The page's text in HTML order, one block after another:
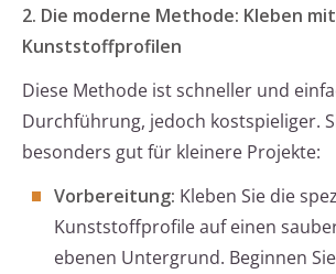
2. Die moderne Methode: Kleben mit
Kunststoffprofilen
Diese Methode ist schneller und
Durchführung, jedoch kostspieliger.
besonders gut für kleinere Projekte:
Vorbereitung: Kleben Sie die
Kunststoffprofile auf einen
ebenen Untergrund. Beginnen